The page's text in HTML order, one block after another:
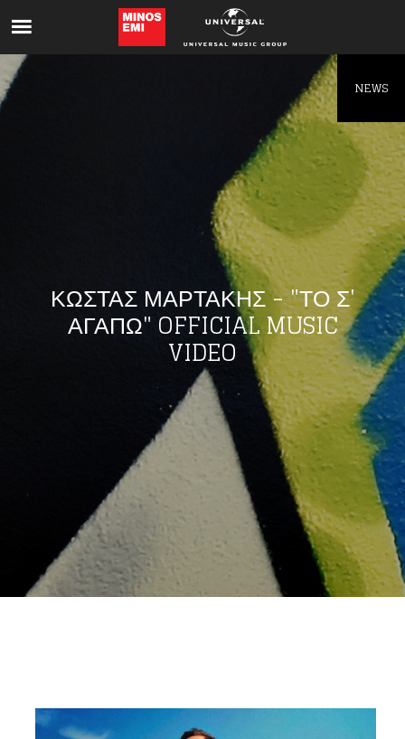
ΚΩΣΤΑΣ ΜΑΡΤΑΚΗΣ - "ΤΟ Σ'
ΑΓΑΠΩ" OFFICIAL MUSIC
VIDEO
NEWS
Like being first?
Get news from your favorite artists before
everyone else.